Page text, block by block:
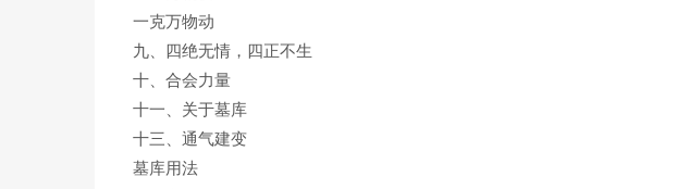
一克万物动
九、四绝无情，四正不生
十、合会力量
十一、关于墓库
十三、通气建变
墓库用法